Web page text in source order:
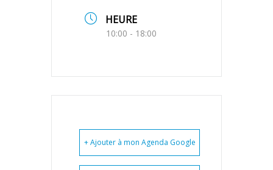
HEURE
10:00 - 18:00
+ Ajouter à mon Agenda Google